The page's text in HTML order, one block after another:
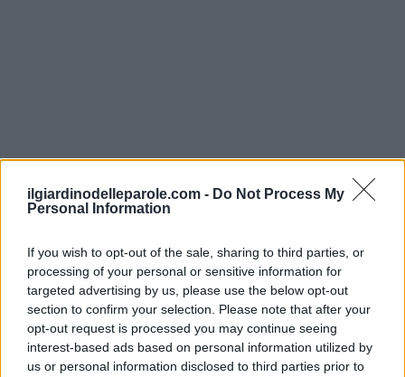
ilgiardinodelleparole.com - Do Not Process My
Personal Information
If you wish to opt-out of the sale, sharing to third parties, or
processing of your personal or sensitive information for
targeted advertising by us, please use the below opt-out
section to confirm your selection. Please note that after your
opt-out request is processed you may continue seeing
interest-based ads based on personal information utilized by
us or personal information disclosed to third parties prior to
Livello 484
Livello 484
V1 V2
V I A V E R
I
E
R